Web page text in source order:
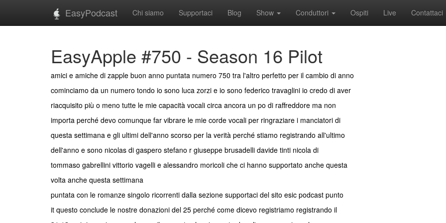
EasyPodcast Chi siamo Supportaci Blog Show Conduttori Ospiti Live Contattaci
EasyApple #750 - Season 16 Pilot
amici e amiche di zapple buon anno puntata numero 750 tra l'altro perfetto per il cambio di anno
cominciamo da un numero tondo io sono luca zorzi e io sono federico travaglini io credo di aver
riacquisito più o meno tutte le mie capacità vocali circa ancora un po di raffreddore ma non
importa perché devo comunque far vibrare le mie corde vocali per ringraziare i manciatori di
questa settimana e gli ultimi dell'anno scorso per la verità perché stiamo registrando all'ultimo
dell'anno e sono nicolas di gaspero stefano r giuseppe brusadelli davide tinti nicola di
tommaso gabrellini vittorio vagelli e alessandro moricoli che ci hanno supportato anche questa
volta anche questa settimana
puntata con le romanze singolo ricorrenti dalla sezione supportaci del sito esic podcast punto
it questo conclude le nostre donazioni del 25 perché come dicevo registriamo registrando il